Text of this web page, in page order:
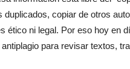
copiar de otros
ético ni legal. Por eso hoy en
para revisar textos,